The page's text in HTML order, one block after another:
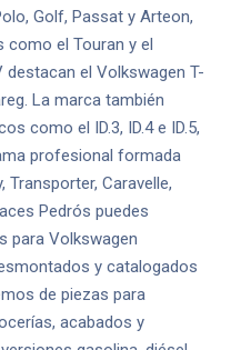
Golf, Passat y Arteon,
como el Touran y el
destacan el Volkswagen T-
La marca también
como el ID.3, ID.4 e ID.5,
profesional formada
Caravelle,
Pedrós puedes
para Volkswagen
y catalogados
de piezas para
acabados y